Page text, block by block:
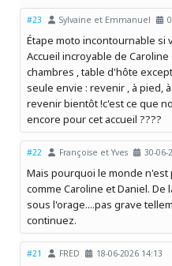
#23 Sylvaine et Emmanuel
Étape moto incontournable si
Accueil incroyable de
chambres , table d'hôte
seule envie : revenir , à pied,
revenir bientôt !c'est ce que
encore pour cet accueil ????
#22 Françoise et Yves 30-06-
Mais pourquoi le monde
comme Caroline et Daniel. De
sous l'orage....pas grave
continuez.
#21 FRED 18-06-2026 14:13